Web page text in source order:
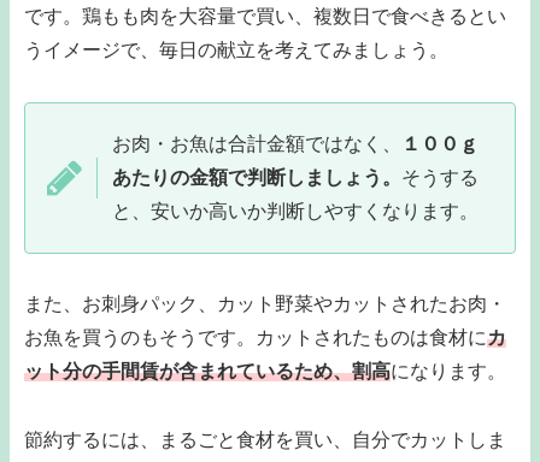
です。鶏もも肉を大容量で買い、複数日で食べきるとい
うイメージで、毎日の献立を考えてみましょう。
お肉・お魚は合計金額ではなく、
１００ｇ
あたりの金額で判断しましょう。 そうする
と、安いか高いか判断しやすくなります。
また、お刺身パック、カット野菜やカットされたお肉・
お魚を買うのもそうです。カットされたものは食材にカ
ット分の手間賃が含まれているため、割高になります。
節約するには、まるごと食材を買い、自分でカットしま